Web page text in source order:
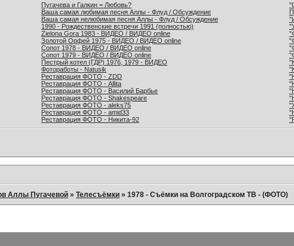
Пугачева и Галкин = Любовь?
Ваша самая любимая песня Аллы - Флуд / Обсуждение
Ваша самая нелюбимая песня Аллы - Флуд / Обсуждение
1990 - Рождественские встречи 1991 (полностью)
Zielona Gora 1983 - ВИДЕО / ВИДЕО online
Золотой Орфей 1975 - ВИДЕО / ВИДЕО online
Сопот 1978 - ВИДЕО / ВИДЕО online
Сопот 1979 - ВИДЕО / ВИДЕО online
Пестрый котел (ГДР) 1976, 1979 - ВИДЕО
Фотоработы - Natusik
Реставрация ФОТО - ZDD
Реставрация ФОТО - Allita
Реставрация ФОТО - Василий Барбье
Реставрация ФОТО - Shakespeare
Реставрация ФОТО - aleks75
Реставрация ФОТО - amid33
Реставрация ФОТО - Никита-92
Аллы Пугачевой »Телесъёмки »1978 - Съёмки на Волгоградском ТВ - (ФОТО)